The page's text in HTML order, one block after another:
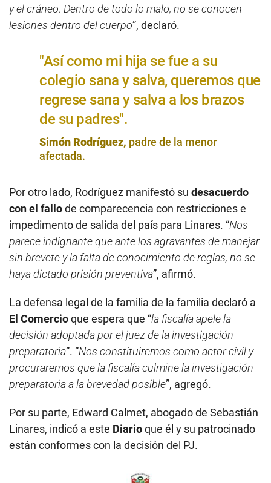
y el cráneo. Dentro de todo lo malo, no se conocen
lesiones dentro del cuerpo”, declaró.
"Así como mi hija se fue a su
colegio sana y salva, queremos que
regrese sana y salva a los brazos
de su padres".
Simón Rodríguez, padre de la menor
afectada.
Por otro lado, Rodríguez manifestó su desacuerdo
con el fallode comparecencia con restricciones e
impedimento de salida del país para Linares. “Nos
parece indignante que ante los agravantes de manejar
sin brevete y la falta de conocimiento de reglas, no se
haya dictado prisión preventiva”, afirmó.
La defensa legal de la familia de la familia declaró a
El Comercioque espera que “la fiscalía apele la
decisión adoptada por el juez de la investigación
preparatoria”. “Nos constituiremos como actor civil y
procuraremos que la fiscalía culmine la investigación
preparatoria a la brevedad posible”, agregó.
Por su parte, Edward Calmet, abogado de Sebastián
Linares, indicó a este Diarioque él y su patrocinado
están conformes con la decisión del PJ.